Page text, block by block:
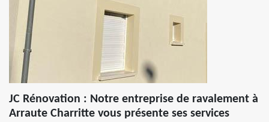
JC Rénovation : Notre entreprise de ravalement à
Arraute Charritte vous présente ses services